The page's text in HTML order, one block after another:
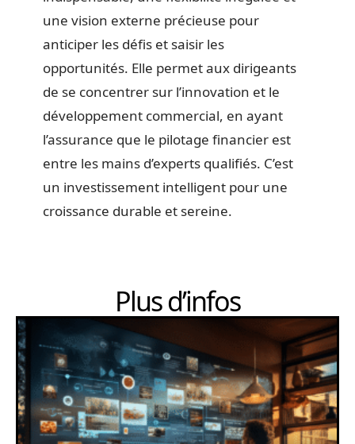
une vision externe précieuse pour
anticiper les défis et saisir les
opportunités. Elle permet aux dirigeants
de se concentrer sur l’innovation et le
développement commercial, en ayant
l’assurance que le pilotage financier est
entre les mains d’experts qualifiés. C’est
un investissement intelligent pour une
croissance durable et sereine.
Plus d’infos